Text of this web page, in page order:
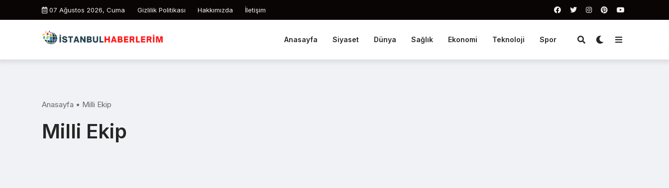
07 Ağustos 2026, Cuma Gizlilik Politikası Hakkımızda İletişim
Anasayfa Siyaset Dünya Sağlık Ekonomi Teknoloji Spor
Anasayfa • Milli Ekip
Milli Ekip